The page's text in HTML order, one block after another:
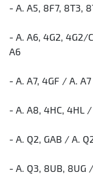
- A. A5, 8F7, 8T3,
- A. A6, 4G2, 4G2/
А6
- A. A7, 4GF / А. А7
- A. A8, 4HC, 4HL
- A. Q2, GAB / А.
- A. Q3, 8UB, 8UG